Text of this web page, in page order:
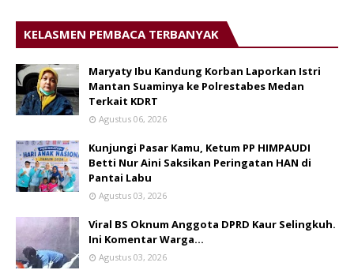
KELASMEN PEMBACA TERBANYAK
Maryaty Ibu Kandung Korban Laporkan Istri
Mantan Suaminya ke Polrestabes Medan
Terkait KDRT
Agustus 06, 2026
Kunjungi Pasar Kamu, Ketum PP HIMPAUDI
Betti Nur Aini Saksikan Peringatan HAN di
Pantai Labu
Agustus 03, 2026
Viral BS Oknum Anggota DPRD Kaur Selingkuh.
Ini Komentar Warga…
Agustus 03, 2026